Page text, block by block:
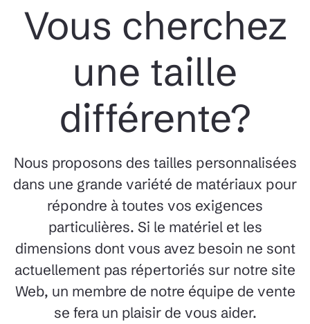
Vous cherchez
une taille
différente?
Nous proposons des tailles personnalisées
dans une grande variété de matériaux pour
répondre à toutes vos exigences
particulières. Si le matériel et les
dimensions dont vous avez besoin ne sont
actuellement pas répertoriés sur notre site
Web, un membre de notre équipe de vente
se fera un plaisir de vous aider.